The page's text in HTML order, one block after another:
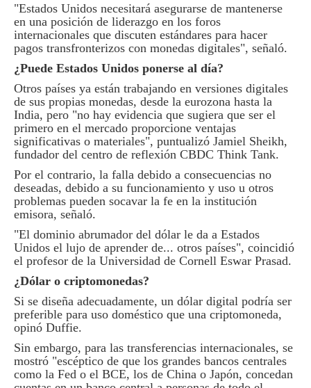
"Estados Unidos necesitará asegurarse de mantenerse
en una posición de liderazgo en los foros
internacionales que discuten estándares para hacer
pagos transfronterizos con monedas digitales", señaló.
¿Puede Estados Unidos ponerse al día?
Otros países ya están trabajando en versiones digitales
de sus propias monedas, desde la eurozona hasta la
India, pero "no hay evidencia que sugiera que ser el
primero en el mercado proporcione ventajas
significativas o materiales", puntualizó Jamiel Sheikh,
fundador del centro de reflexión CBDC Think Tank.
Por el contrario, la falla debido a consecuencias no
deseadas, debido a su funcionamiento y uso u otros
problemas pueden socavar la fe en la institución
emisora, señaló.
"El dominio abrumador del dólar le da a Estados
Unidos el lujo de aprender de... otros países", coincidió
el profesor de la Universidad de Cornell Eswar Prasad.
¿Dólar o criptomonedas?
Si se diseña adecuadamente, un dólar digital podría ser
preferible para uso doméstico que una criptomoneda,
opinó Duffie.
Sin embargo, para las transferencias internacionales, se
mostró "escéptico de que los grandes bancos centrales
como la Fed o el BCE, los de China o Japón, concedan